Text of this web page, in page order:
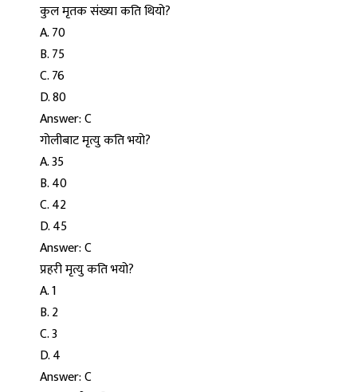
कुल मृतक संख्या कति थियो?
A. 70
B. 75
C. 76
D. 80
Answer: C
गोलीबाट मृत्यु कति भयो?
A. 35
B. 40
C. 42
D. 45
Answer: C
प्रहरी मृत्यु कति भयो?
A. 1
B. 2
C. 3
D. 4
Answer: C